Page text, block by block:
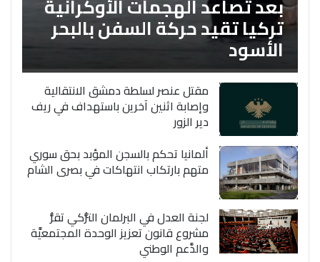
تركيا تقيد حركة السفن بالبحر
الأسود
مقتل عنصر لسلطة دمشق الانتقالية
وإصابة اثنين آخرين باستهداف في ريف
دير الزور
ألمانيا تحكم بالسجن المؤبد بحق سوري
متهم بارتكاب انتهاكات في بصرى الشام
لجنة العدل في البرلمان التُّركي تقرُّ
مشروع قانون تعزيز الوحدة المجتمعيَّة
والدَّعم الوطني